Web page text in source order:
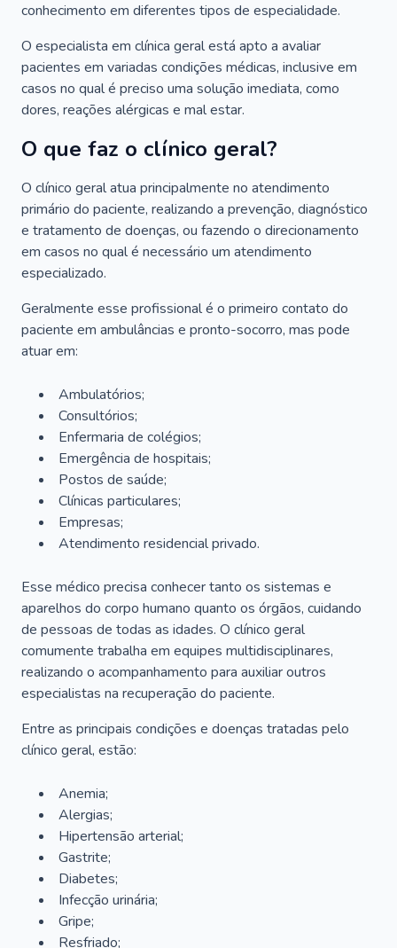
conhecimento em diferentes tipos de especialidade.
O especialista em clínica geral está apto a avaliar
pacientes em variadas condições médicas, inclusive em
casos no qual é preciso uma solução imediata, como
dores, reações alérgicas e mal estar.
O que faz o clínico geral?
O clínico geral atua principalmente no atendimento
primário do paciente, realizando a prevenção, diagnóstico
e tratamento de doenças, ou fazendo o direcionamento
em casos no qual é necessário um atendimento
especializado.
Geralmente esse profissional é o primeiro contato do
paciente em ambulâncias e pronto-socorro, mas pode
atuar em:
Ambulatórios;
Consultórios;
Enfermaria de colégios;
Emergência de hospitais;
Postos de saúde;
Clínicas particulares;
Empresas;
Atendimento residencial privado.
Esse médico precisa conhecer tanto os sistemas e
aparelhos do corpo humano quanto os órgãos, cuidando
de pessoas de todas as idades. O clínico geral
comumente trabalha em equipes multidisciplinares,
realizando o acompanhamento para auxiliar outros
especialistas na recuperação do paciente.
Entre as principais condições e doenças tratadas pelo
clínico geral, estão:
Anemia;
Alergias;
Hipertensão arterial;
Gastrite;
Diabetes;
Infecção urinária;
Gripe;
Resfriado;